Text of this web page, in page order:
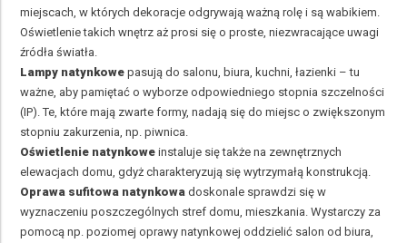
miejscach, w których dekoracje odgrywają ważną rolę i są wabikiem.
Oświetlenie takich wnętrz aż prosi się o proste, niezwracające uwagi
źródła światła.
Lampy natynkowe pasują do salonu, biura, kuchni, łazienki – tu
ważne, aby pamiętać o wyborze odpowiedniego stopnia szczelności
(IP). Te, które mają zwarte formy, nadają się do miejsc o zwiększonym
stopniu zakurzenia, np. piwnica.
Oświetlenie natynkowe instaluje się także na zewnętrznych
elewacjach domu, gdyż charakteryzują się wytrzymałą konstrukcją.
Oprawa sufitowa natynkowa doskonale sprawdzi się w
wyznaczeniu poszczególnych stref domu, mieszkania. Wystarczy za
pomocą np. poziomej oprawy natynkowej oddzielić salon od biura,